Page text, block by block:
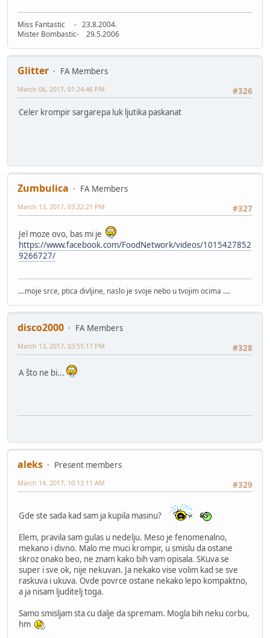
Miss Fantastic - 23.8.2004.
Mister Bombastic- 29.5.2006
Glitter
FA Members
#326
March 06, 2017, 01:24:46 PM
Celer krompir sargarepa luk ljutika paskanat
Zumbulica
FA Members
#327
March 13, 2017, 03:22:21 PM
Jel moze ovo, bas mi je
https://www.facebook.com/FoodNetwork/videos/1015427852
9266727/
....moje srce, ptica divljine, naslo je svoje nebo u tvojim ocima ....
disco2000
FA Members
#328
March 13, 2017, 03:55:17 PM
A što ne bi...
aleks
Present members
#329
March 14, 2017, 10:13:11 AM
Gde ste sada kad sam ja kupila masinu?
Elem, pravila sam gulas u nedelju. Meso je fenomenalno,
mekano i divno. Malo me muci krompir, u smislu da ostane
skroz onako beo, ne znam kako bih vam opisala. SKuva se
super i sve ok, nije nekuvan. Ja nekako vise volim kad se sve
raskuva i ukuva. Ovde povrce ostane nekako lepo kompaktno,
a ja nisam ljuditelj toga.
Samo smisljam sta cu dalje da spremam. Mogla bih neku corbu,
hm